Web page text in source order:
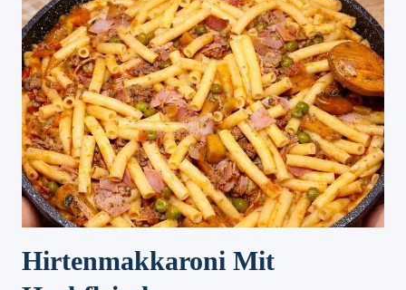
ABNEHMEN
Hirtenmakkaroni Mit